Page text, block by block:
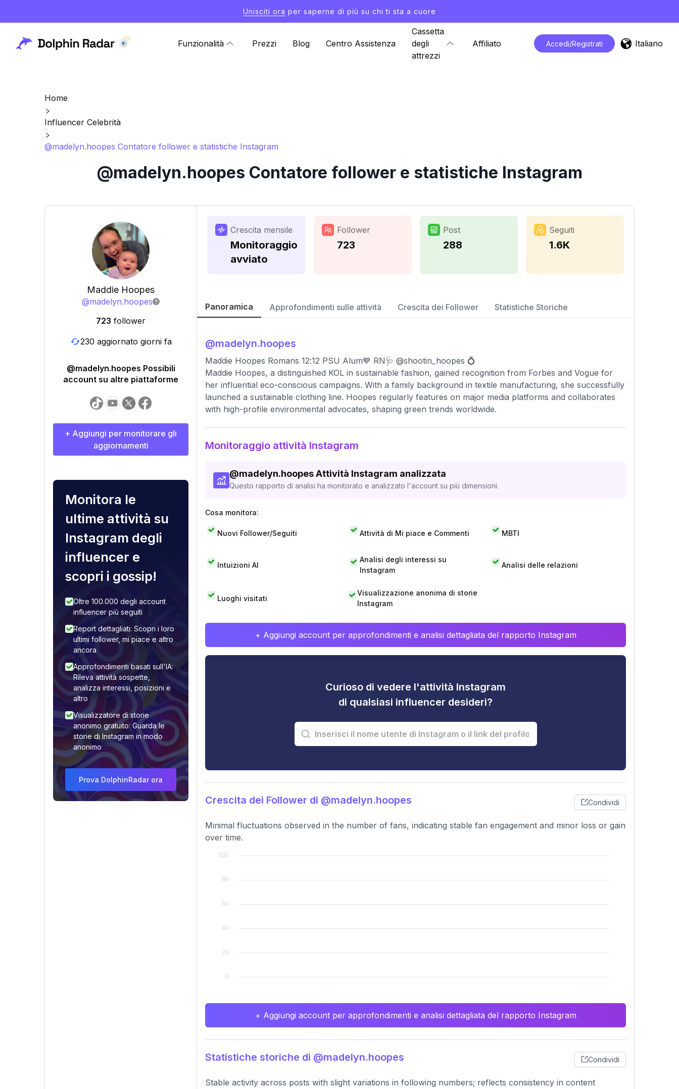
Unisciti ora per saperne di più su chi ti sta a cuore
Funzionalità Prezzi Blog Centro Assistenza
Cassetta
degli
attrezzi
Affiliato Accedi/Registrati Italiano
Home
Influencer Celebrità
@madelyn.hoopes Contatore follower e statistiche Instagram
@madelyn.hoopes Contatore follower e statistiche Instagram
Maddie Hoopes
@madelyn.hoopes
723 follower
230 aggiornato giorni fa
@madelyn.hoopes Possibili
account su altre piattaforme
+ Aggiungi per monitorare gli
aggiornamenti
Monitora le
ultime attività su
Instagram degli
influencer e
scopri i gossip!
Oltre 100.000 degli account
influencer più seguiti
Report dettagliati: Scopri i loro
ultimi follower, mi piace e altro
ancora
Approfondimenti basati sull'IA:
Rileva attività sospette,
analizza interessi, posizioni e
altro
Visualizzatore di storie
anonimo gratuito: Guarda le
storie di Instagram in modo
anonimo
Prova DolphinRadar ora
Crescita mensile
Monitoraggio
avviato
Follower
723
Post
288
Seguiti
1.6K
Panoramica Approfondimenti sulle attività Crescita dei Follower Statistiche Storiche
@madelyn.hoopes
Maddie Hoopes Romans 12:12 PSU Alum💙 RN🩺 @shootin_hoopes 💍
Maddie Hoopes, a distinguished KOL in sustainable fashion, gained recognition from Forbes and Vogue for
her influential eco-conscious campaigns. With a family background in textile manufacturing, she successfully
launched a sustainable clothing line. Hoopes regularly features on major media platforms and collaborates
with high-profile environmental advocates, shaping green trends worldwide.
Monitoraggio attività Instagram
@madelyn.hoopesAttività Instagram analizzata
Questo rapporto di analisi ha monitorato e analizzato l'account su più dimensioni.
Cosa monitora:
Nuovi Follower/Seguiti Attività di Mi piace e Commenti MBTI
Intuizioni AI
Analisi degli interessi su
Instagram
Analisi delle relazioni
Luoghi visitati
Visualizzazione anonima di storie
Instagram
+ Aggiungi account per approfondimenti e analisi dettagliata del rapporto Instagram
Curioso di vedere l'attività Instagram
di qualsiasi influencer desideri?
Crescita dei Follower di @madelyn.hoopes Condividi
Minimal fluctuations observed in the number of fans, indicating stable fan engagement and minor loss or gain
over time.
+ Aggiungi account per approfondimenti e analisi dettagliata del rapporto Instagram
Statistiche storiche di @madelyn.hoopes Condividi
Stable activity across posts with slight variations in following numbers; reflects consistency in content